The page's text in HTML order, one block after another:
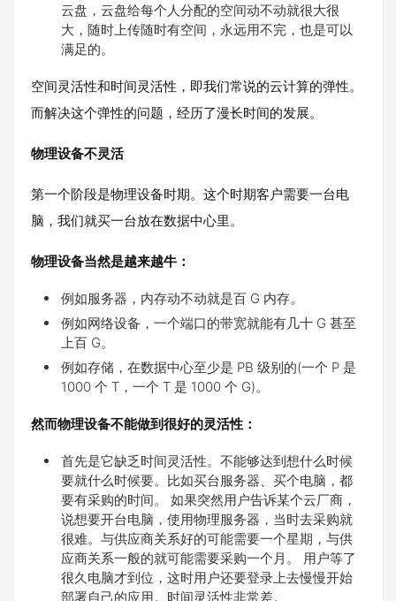
云盘，云盘给每个人分配的空间动不动就很大很
大，随时上传随时有空间，永远用不完，也是可以
满足的。
空间灵活性和时间灵活性，即我们常说的云计算的弹性。
而解决这个弹性的问题，经历了漫长时间的发展。
物理设备不灵活
第一个阶段是物理设备时期。这个时期客户需要一台电
脑，我们就买一台放在数据中心里。
物理设备当然是越来越牛：
例如服务器，内存动不动就是百 G 内存。
例如网络设备，一个端口的带宽就能有几十 G 甚至
上百 G。
例如存储，在数据中心至少是 PB 级别的(一个 P 是
1000 个 T，一个 T 是 1000 个 G)。
然而物理设备不能做到很好的灵活性：
首先是它缺乏时间灵活性。不能够达到想什么时候
要就什么时候要。比如买台服务器、买个电脑，都
要有采购的时间。 如果突然用户告诉某个云厂商，
说想要开台电脑，使用物理服务器，当时去采购就
很难。与供应商关系好的可能需要一个星期，与供
应商关系一般的就可能需要采购一个月。 用户等了
很久电脑才到位，这时用户还要登录上去慢慢开始
部署自己的应用。时间灵活性非常差。